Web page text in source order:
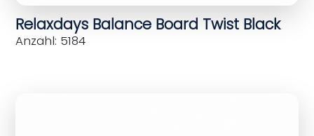
Relaxdays Balance Board Twist Black
Anzahl: 5184